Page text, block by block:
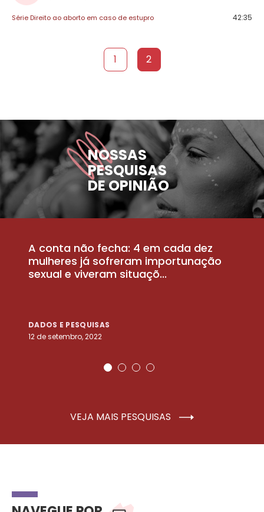
Série Direito ao aborto em caso de estupro 42:35
1 2
NOSSAS
PESQUISAS
DE OPINIÃO
A conta não fecha: 4 em cada dez
mulheres já sofreram importunação
sexual e viveram situaçõ...
DADOS E PESQUISAS
12 de setembro, 2022
VEJA MAIS PESQUISAS